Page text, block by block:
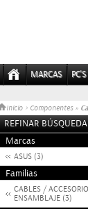
MARCAS
Inicio > Componentes »
REFINAR BÚSQUEDA
Marcas
ASUS (3)
Familias
CABLES /
ENSAMBLAJE (3)